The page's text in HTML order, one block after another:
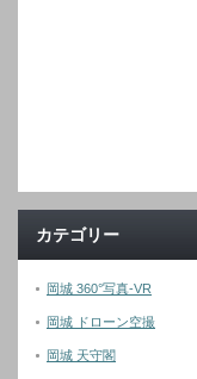
カテゴリー
岡城 360°写真-VR
岡城 ドローン空撮
岡城 天守閣